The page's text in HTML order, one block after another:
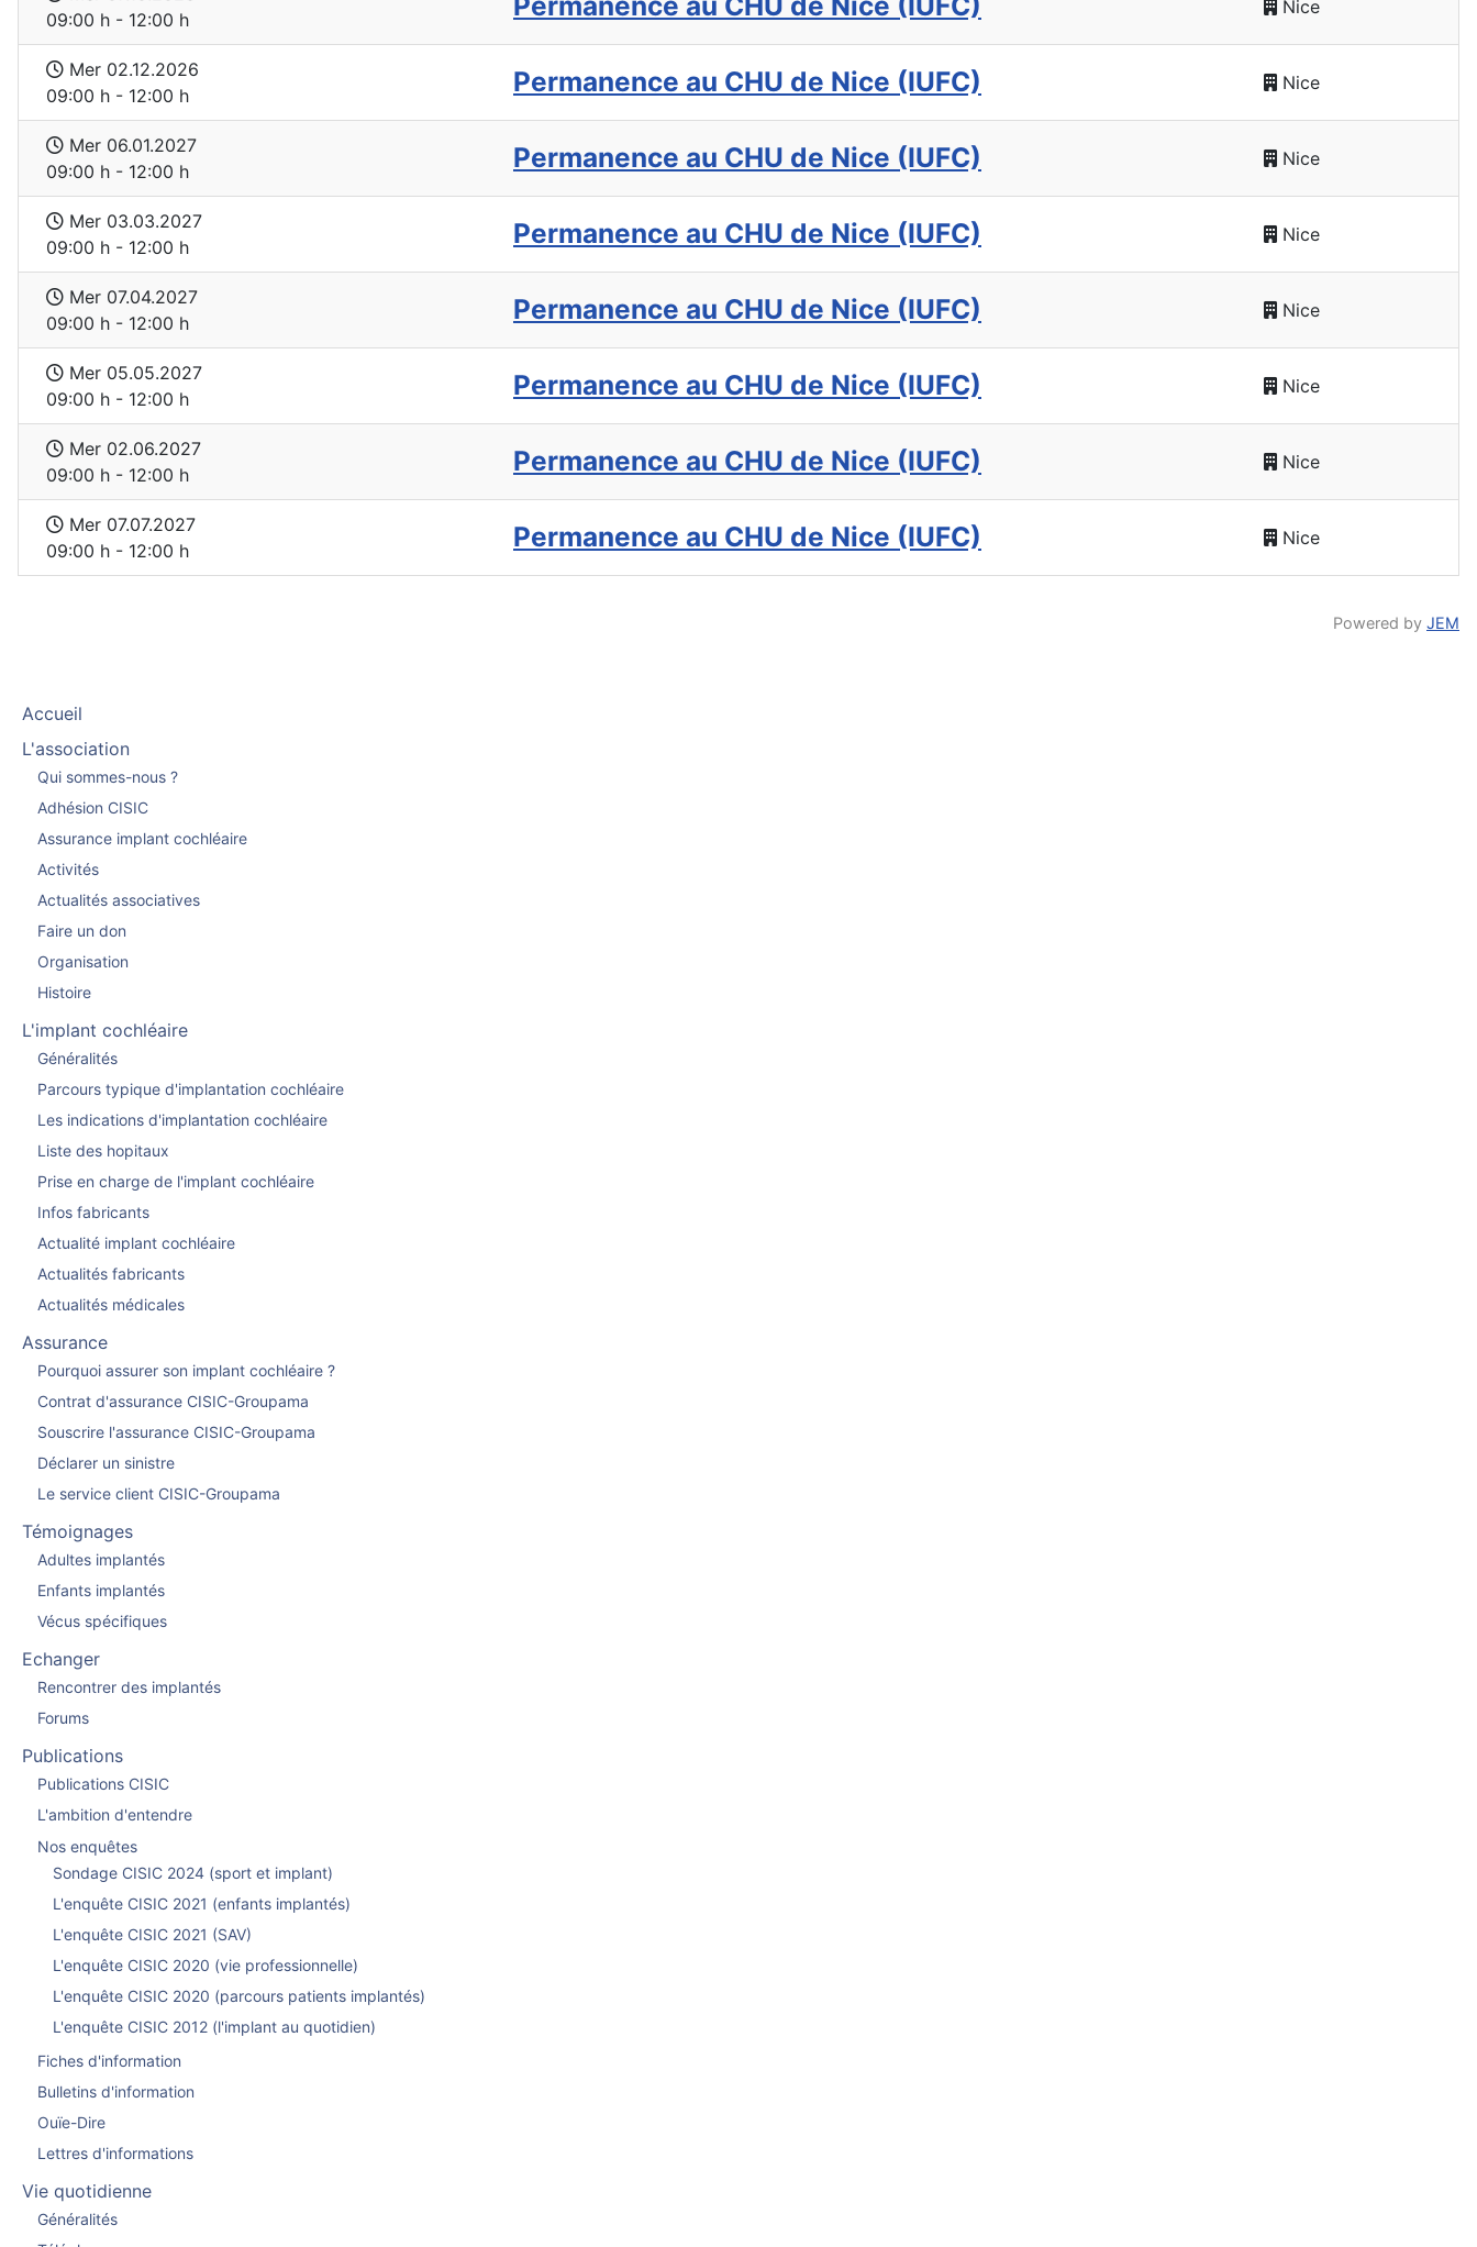
09:00 h - 12:00 h
Nice
Mer 02.12.2026
09:00 h - 12:00 h
Permanence au CHU de Nice (IUFC) Nice
Mer 06.01.2027
09:00 h - 12:00 h
Permanence au CHU de Nice (IUFC) Nice
Mer 03.03.2027
09:00 h - 12:00 h
Permanence au CHU de Nice (IUFC) Nice
Mer 07.04.2027
09:00 h - 12:00 h
Permanence au CHU de Nice (IUFC) Nice
Mer 05.05.2027
09:00 h - 12:00 h
Permanence au CHU de Nice (IUFC) Nice
Mer 02.06.2027
09:00 h - 12:00 h
Permanence au CHU de Nice (IUFC) Nice
Mer 07.07.2027
09:00 h - 12:00 h
Permanence au CHU de Nice (IUFC) Nice
Powered by JEM
Accueil
L'association
Qui sommes-nous ?
Adhésion CISIC
Assurance implant cochléaire
Activités
Actualités associatives
Faire un don
Organisation
Histoire
L'implant cochléaire
Généralités
Parcours typique d'implantation cochléaire
Les indications d'implantation cochléaire
Liste des hopitaux
Prise en charge de l'implant cochléaire
Infos fabricants
Actualité implant cochléaire
Actualités fabricants
Actualités médicales
Assurance
Pourquoi assurer son implant cochléaire ?
Contrat d'assurance CISIC-Groupama
Souscrire l'assurance CISIC-Groupama
Déclarer un sinistre
Le service client CISIC-Groupama
Témoignages
Adultes implantés
Enfants implantés
Vécus spécifiques
Echanger
Rencontrer des implantés
Forums
Publications
Publications CISIC
L'ambition d'entendre
Nos enquêtes
Sondage CISIC 2024 (sport et implant)
L'enquête CISIC 2021 (enfants implantés)
L'enquête CISIC 2021 (SAV)
L'enquête CISIC 2020 (vie professionnelle)
L'enquête CISIC 2020 (parcours patients implantés)
L'enquête CISIC 2012 (l'implant au quotidien)
Fiches d'information
Bulletins d'information
Ouïe-Dire
Lettres d'informations
Vie quotidienne
Généralités